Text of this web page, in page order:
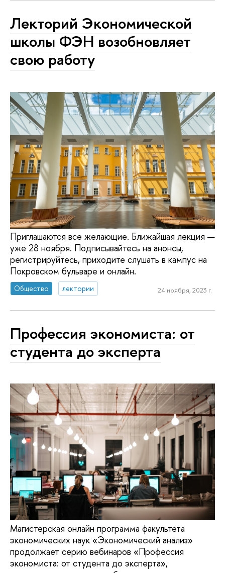
Лекторий Экономической
школы ФЭН возобновляет
свою работу
Приглашаются все желающие. Ближайшая лекция —
уже 28 ноября. Подписывайтесь на анонсы,
регистрируйтесь, приходите слушать в кампус на
Покровском бульваре и онлайн.
Общество лектории 24 ноября, 2023 г.
Профессия экономиста: от
студента до эксперта
Магистерская онлайн программа факультета
экономических наук «Экономический анализ»
продолжает серию вебинаров «Профессия
экономиста: от студента до эксперта»,